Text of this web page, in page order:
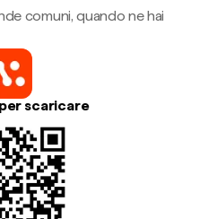
comuni, quando ne hai
scaricare